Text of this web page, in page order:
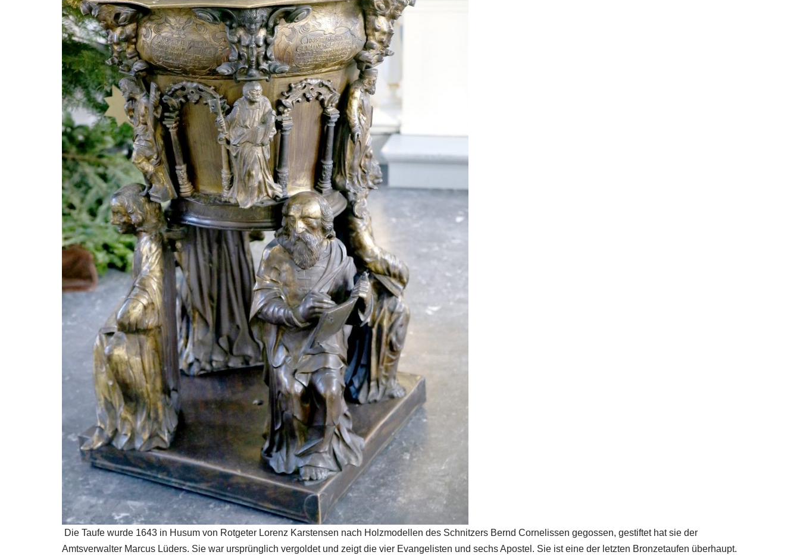
Die Taufe wurde 1643 in Husum von Rotgeter Lorenz Karstensen nach Holzmodellen des Schnitzers Bernd Cornelissen gegossen, gestiftet hat sie der
Amtsverwalter Marcus Lüders. Sie war ursprünglich vergoldet und zeigt die vier Evangelisten und sechs Apostel. Sie ist eine der letzten Bronzetaufen überhaupt.